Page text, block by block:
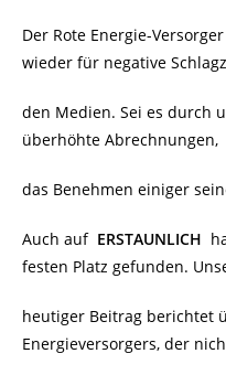
Der Rote Energie-
wieder für negative
den Medien. Sei es durch
überhöhte
das Benehmen einiger
Auch auf ERSTAUNLICH
festen Platz gefunden.
heutiger Beitrag berichtet
Energieversorgers, der